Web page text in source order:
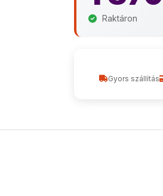
Raktáron
Gyors szállítás